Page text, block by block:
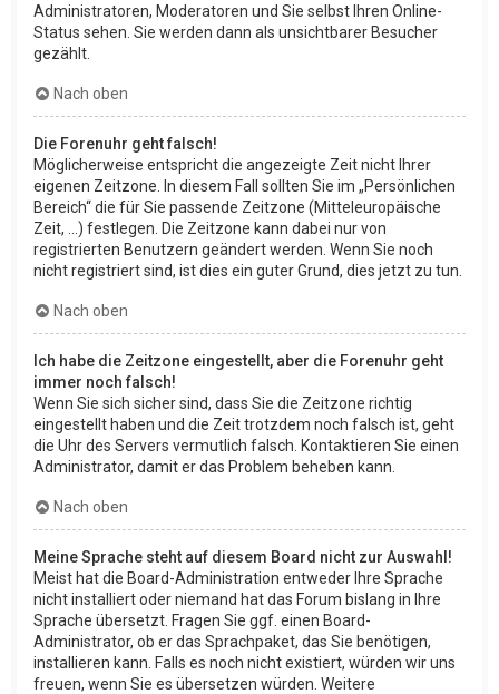
Administratoren, Moderatoren und Sie selbst Ihren Online-
Status sehen. Sie werden dann als unsichtbarer Besucher
gezählt.
Nach oben
Die Forenuhr geht falsch!
Möglicherweise entspricht die angezeigte Zeit nicht Ihrer
eigenen Zeitzone. In diesem Fall sollten Sie im „Persönlichen
Bereich“ die für Sie passende Zeitzone (Mitteleuropäische
Zeit, ...) festlegen. Die Zeitzone kann dabei nur von
registrierten Benutzern geändert werden. Wenn Sie noch
nicht registriert sind, ist dies ein guter Grund, dies jetzt zu tun.
Nach oben
Ich habe die Zeitzone eingestellt, aber die Forenuhr geht
immer noch falsch!
Wenn Sie sich sicher sind, dass Sie die Zeitzone richtig
eingestellt haben und die Zeit trotzdem noch falsch ist, geht
die Uhr des Servers vermutlich falsch. Kontaktieren Sie einen
Administrator, damit er das Problem beheben kann.
Nach oben
Meine Sprache steht auf diesem Board nicht zur Auswahl!
Meist hat die Board-Administration entweder Ihre Sprache
nicht installiert oder niemand hat das Forum bislang in Ihre
Sprache übersetzt. Fragen Sie ggf. einen Board-
Administrator, ob er das Sprachpaket, das Sie benötigen,
installieren kann. Falls es noch nicht existiert, würden wir uns
freuen, wenn Sie es übersetzen würden. Weitere